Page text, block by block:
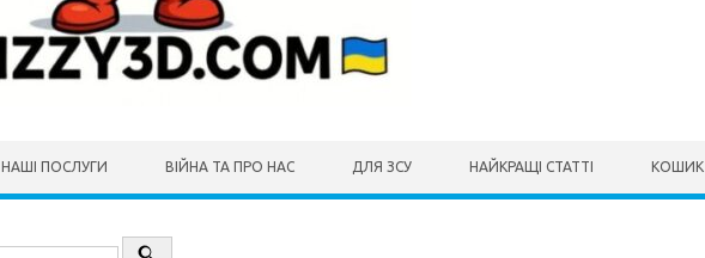
НАШI ПОСЛУГИ ВІЙНА ТА ПРО НАС ДЛЯ ЗСУ НАЙКРАЩІ СТАТТІ КОШИК